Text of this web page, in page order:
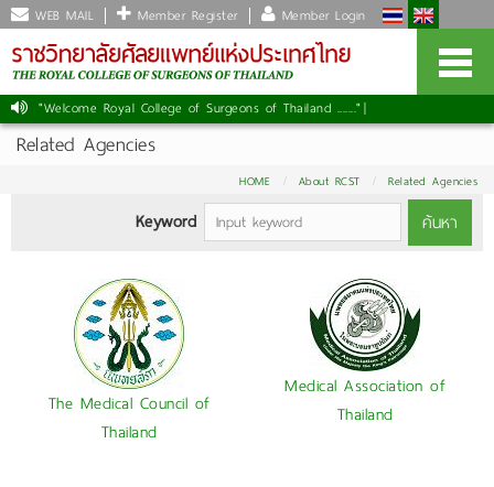
WEB MAIL Member Register Member Login
"Welcome Royal College of Surgeons of Thailand ......." |
Related Agencies
HOME About RCST Related Agencies
Keyword ค้นหา
The Medical Council of
Thailand
Medical Association of
Thailand